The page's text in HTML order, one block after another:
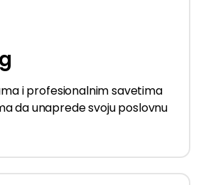
i profesionalnim savetima
da unaprede svoju poslovnu